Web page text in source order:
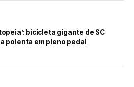
bicicleta gigante de SC
polenta em pleno pedal